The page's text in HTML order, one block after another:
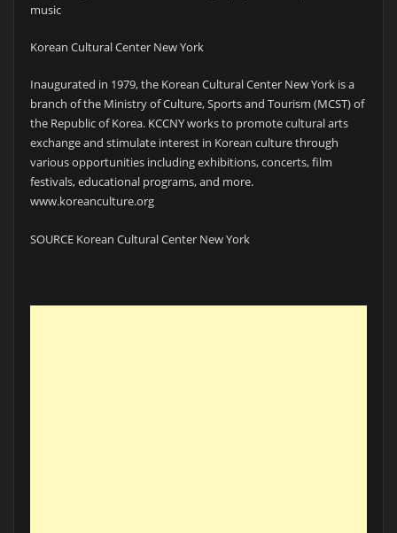
music
Korean Cultural Center New York
Inaugurated in 1979, the Korean Cultural Center New York is a
branch of the Ministry of Culture, Sports and Tourism (MCST) of
the Republic of Korea. KCCNY works to promote cultural arts
exchange and stimulate interest in Korean culture through
various opportunities including exhibitions, concerts, film
festivals, educational programs, and more.
www.koreanculture.org
SOURCE Korean Cultural Center New York